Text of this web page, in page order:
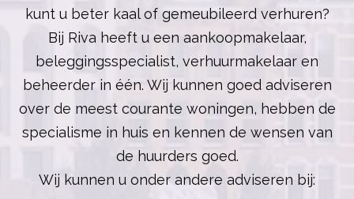
kunt u beter kaal of gemeubileerd verhuren?
Bij Riva heeft u een aankoopmakelaar,
beleggingsspecialist, verhuurmakelaar en
beheerder in één. Wij kunnen goed adviseren
over de meest courante woningen, hebben de
specialisme in huis en kennen de wensen van
de huurders goed.
Wij kunnen u onder andere adviseren bij: